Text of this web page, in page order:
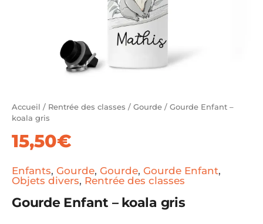
Accueil / Rentrée des classes / Gourde / Gourde Enfant –
koala gris
15,50€
Enfants, Gourde, Gourde, Gourde Enfant,
Objets divers, Rentrée des classes
Gourde Enfant – koala gris